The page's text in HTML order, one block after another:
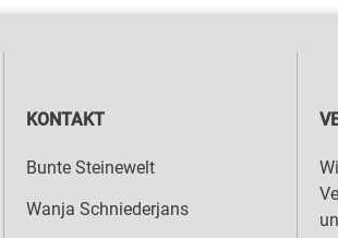
KONTAKT
Bunte Steinewelt
Wanja Schniederjans